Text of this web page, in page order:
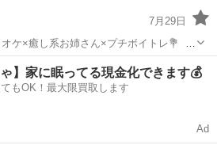
7月29日
カラオケ、お酒を楽しみつつ 歌が上手
くなる！ こんな方参加をお待ちしてます☆ ・カラオケをより楽しみ...
ワークショップ お茶
ゃ】家に眠ってる現金化できます💰
もOK！最大限買取します
Ad